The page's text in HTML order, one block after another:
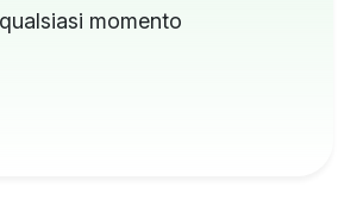
qualsiasi momento